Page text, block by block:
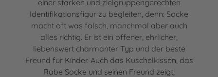
einer starken und zielgruppengerechten
Identifikationsfigur zu begleiten, denn: Socke
macht oft was falsch, manchmal aber auch
alles richtig. Er ist ein offener, ehrlicher,
liebenswert charmanter Typ und der beste
Freund für Kinder. Auch das Kuschelkissen, das
Rabe Socke und seinen Freund zeigt,